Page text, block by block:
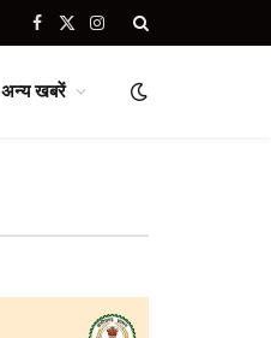
Facebook
X
Instagram
अन्य खबरें